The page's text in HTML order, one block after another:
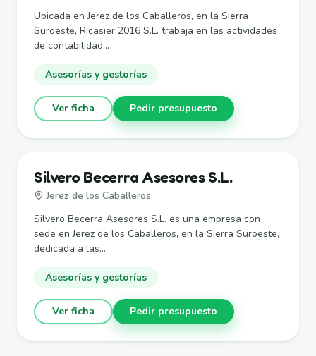
Ubicada en Jerez de los Caballeros, en la Sierra
Suroeste, Ricasier 2016 S.L. trabaja en las actividades
de contabilidad...
Asesorías y gestorías
Ver ficha Pedir presupuesto
Silvero Becerra Asesores S.L.
Jerez de los Caballeros
Silvero Becerra Asesores S.L. es una empresa con
sede en Jerez de los Caballeros, en la Sierra Suroeste,
dedicada a las...
Asesorías y gestorías
Ver ficha Pedir presupuesto